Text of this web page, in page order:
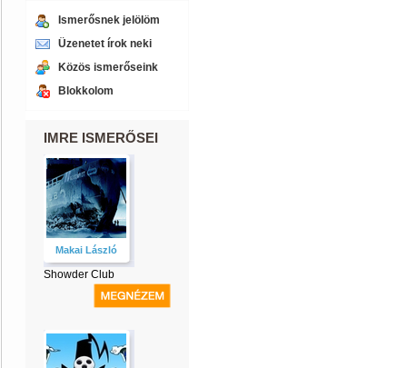
Ismerősnek jelölöm
Üzenetet írok neki
Közös ismerőseink
Blokkolom
IMRE ISMERŐSEI
Makai László
Showder Club